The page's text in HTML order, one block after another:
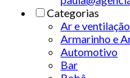
Categorias
Ar e ventilação
Armarinho e
Automotivo
Bar